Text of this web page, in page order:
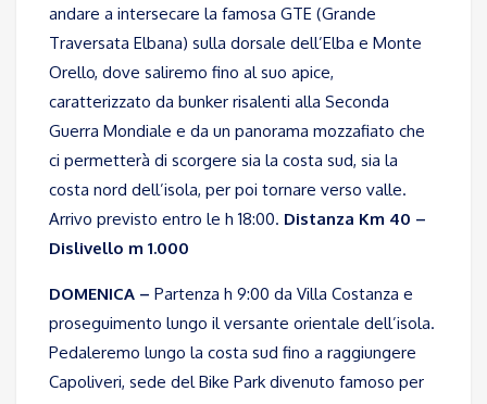
andare a intersecare la famosa GTE (Grande
Traversata Elbana) sulla dorsale dell’Elba e Monte
Orello, dove saliremo fino al suo apice,
caratterizzato da bunker risalenti alla Seconda
Guerra Mondiale e da un panorama mozzafiato che
ci permetterà di scorgere sia la costa sud, sia la
costa nord dell’isola, per poi tornare verso valle.
Arrivo previsto entro le h 18:00. Distanza Km 40 –
Dislivello m 1.000
DOMENICA – Partenza h 9:00 da Villa Costanza e
proseguimento lungo il versante orientale dell’isola.
Pedaleremo lungo la costa sud fino a raggiungere
Capoliveri, sede del Bike Park divenuto famoso per